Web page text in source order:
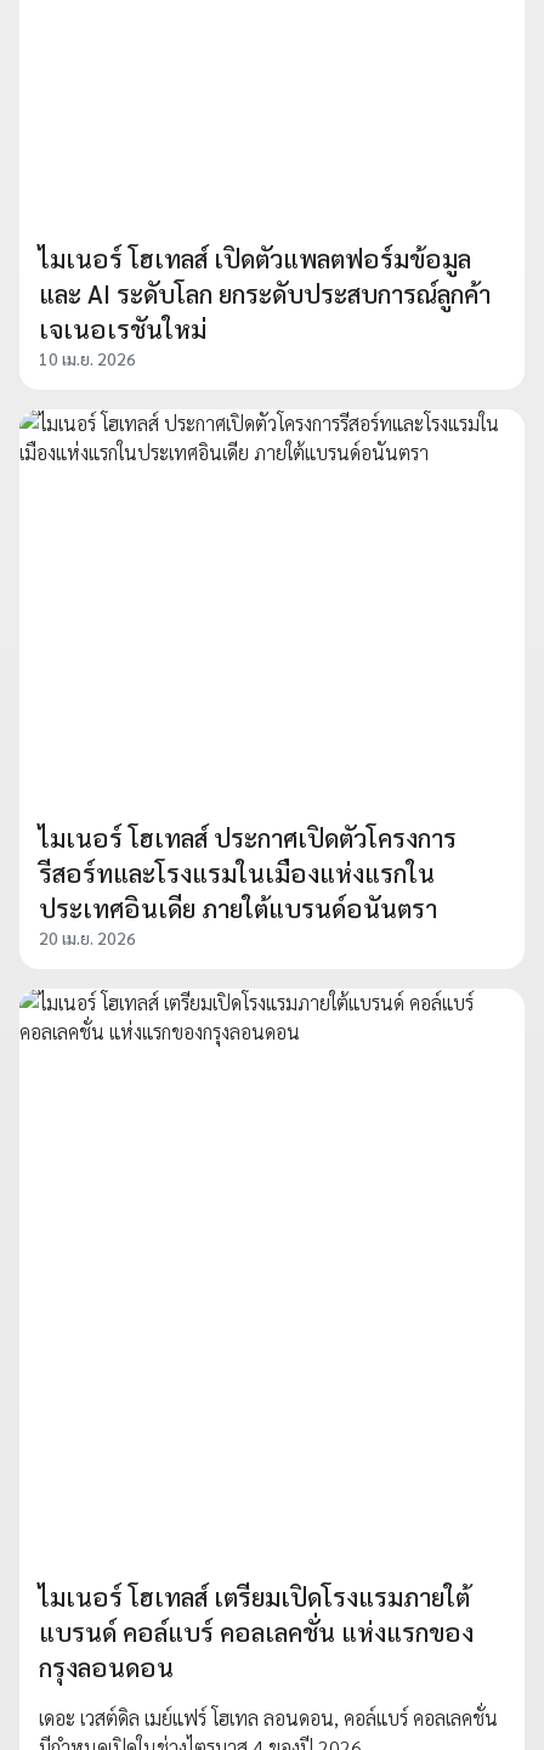
ไมเนอร์ โฮเทลส์ เปิดตัวแพลตฟอร์มข้อมูล
และ AI ระดับโลก ยกระดับประสบการณ์ลูกค้า
เจเนอเรชันใหม่
10 เม.ย. 2026
ไมเนอร์ โฮเทลส์ ประกาศเปิดตัวโครงการ
รีสอร์ทและโรงแรมในเมืองแห่งแรกใน
ประเทศอินเดีย ภายใต้แบรนด์อนันตรา
20 เม.ย. 2026
ไมเนอร์ โฮเทลส์ เตรียมเปิดโรงแรมภายใต้
แบรนด์ คอล์แบร์ คอลเลคชั่น แห่งแรกของ
กรุงลอนดอน
เดอะ เวสต์ดิล เมย์แฟร์ โฮเทล ลอนดอน, คอล์แบร์ คอลเลคชั่น